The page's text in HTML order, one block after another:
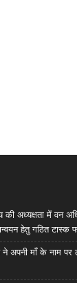
की अध्यक्षता में वन
हेतु गठित टास्क
ने अपनी माँ के नाम पर